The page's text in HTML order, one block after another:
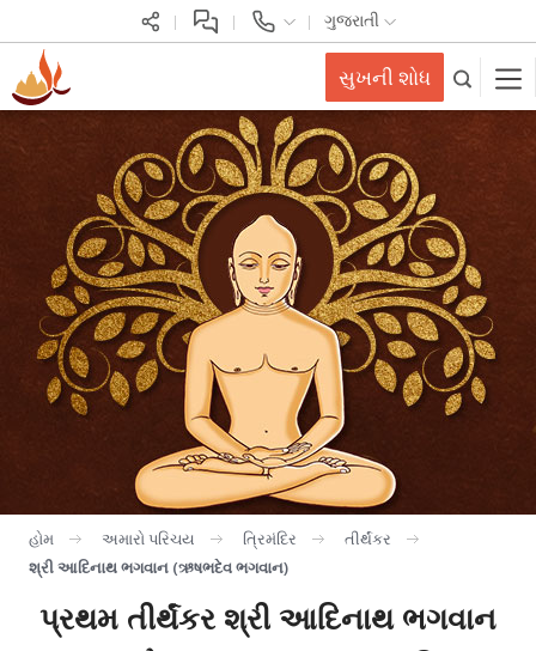
ગુજરાતી
સુખની શોધ
હોમ અમારો પરિચય ત્રિમંદિર
તીર્થંકર
શ્રી આદિનાથ ભગવાન (ઋષભદેવ ભગવાન)
પ્રથમ તીર્થંકર શ્રી આદિનાથ ભગવાન